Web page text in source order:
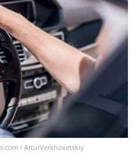
/ ArturVerkhovetskiy